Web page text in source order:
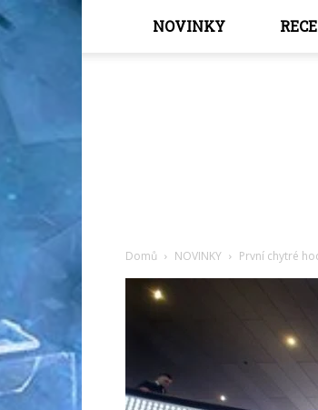
NOVINKY
Domů NOVINKY První chytré